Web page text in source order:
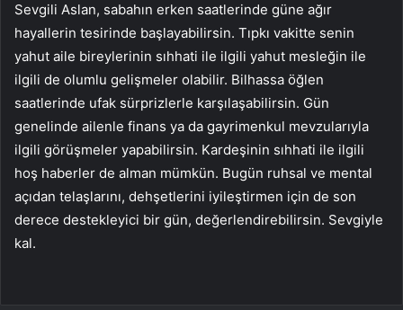
Sevgili Aslan, sabahın erken saatlerinde güne ağır
hayallerin tesirinde başlayabilirsin. Tıpkı vakitte senin
yahut aile bireylerinin sıhhati ile ilgili yahut mesleğin ile
ilgili de olumlu gelişmeler olabilir. Bilhassa öğlen
saatlerinde ufak sürprizlerle karşılaşabilirsin. Gün
genelinde ailenle finans ya da gayrimenkul mevzularıyla
ilgili görüşmeler yapabilirsin. Kardeşinin sıhhati ile ilgili
hoş haberler de alman mümkün. Bugün ruhsal ve mental
açıdan telaşlarını, dehşetlerini iyileştirmen için de son
derece destekleyici bir gün, değerlendirebilirsin. Sevgiyle
kal.